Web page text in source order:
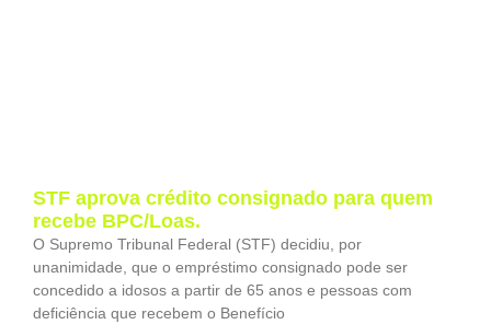
STF aprova crédito consignado para quem
recebe BPC/Loas.
O Supremo Tribunal Federal (STF) decidiu, por
unanimidade, que o empréstimo consignado pode ser
concedido a idosos a partir de 65 anos e pessoas com
deficiência que recebem o Benefício